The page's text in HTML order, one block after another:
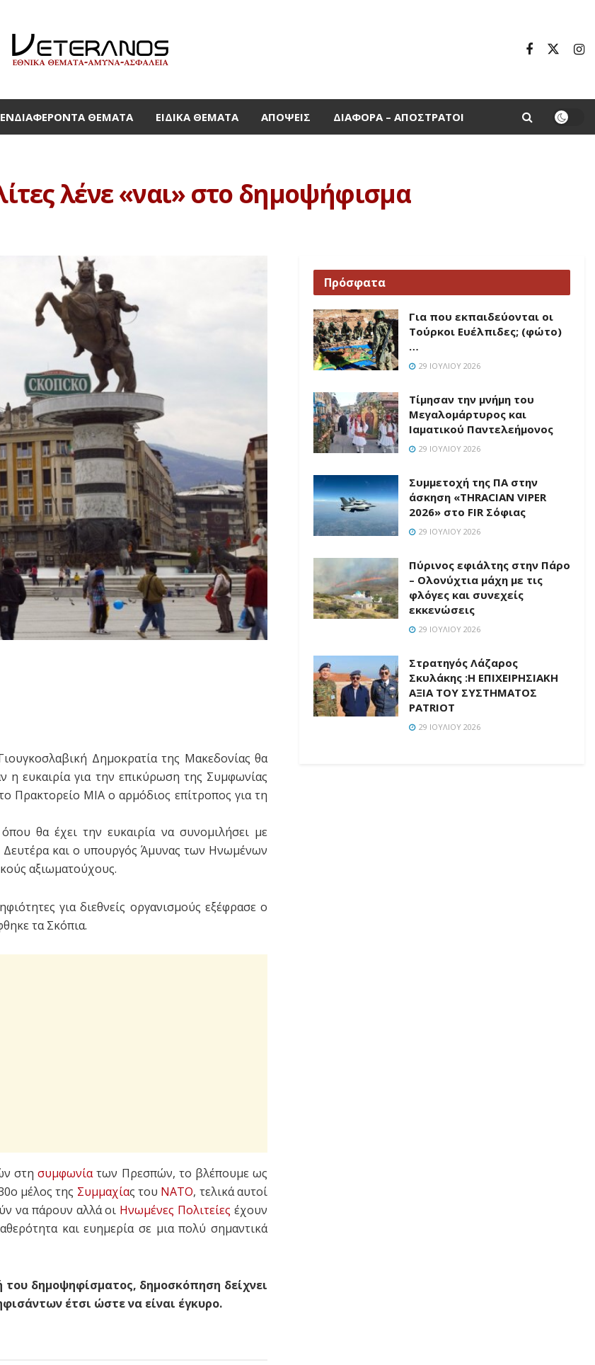
ΕΝΔΙΑΦΈΡΟΝΤΑ ΘΈΜΑΤΑ ΕΙΔΙΚΆ ΘΈΜΑΤΑ ΑΠΌΨΕΙΣ ΔΙΆΦΟΡΑ – ΑΠΌΣΤΡΑΤΟΙ
λένε «ναι» στο δημοψήφισμα
Δημοκρατία της Μακεδονίας θα
η ευκαιρία για την επικύρωση της Συμφωνίας
Πρακτορείο ΜΙΑ ο αρμόδιος επίτροπος για τη
θα έχει την ευκαιρία να συνομιλήσει με
Δευτέρα και ο υπουργός Άμυνας των Ηνωμένων
αξιωματούχους.
για διεθνείς οργανισμούς εξέφρασε ο
τα Σκόπια.
στησυμφωνίατων Πρεσπών, το βλέπουμε ως
μέλος της Συμμαχίας του ΝΑΤΟ, τελικά αυτοί
να πάρουν αλλά οι Ηνωμένες Πολιτείες έχουν
και ευημερία σε μια πολύ σημαντικά
δημοψηφίσματος, δημοσκόπηση δείχνει
έτσι ώστε να είναι έγκυρο.
Πρόσφατα
Για που εκπαιδεύονται οι
Τούρκοι Ευέλπιδες; (φώτο)
…
29 ΙΟΥΛΊΟΥ 2026
Τίμησαν την μνήμη του
Μεγαλομάρτυρος και
Ιαματικού Παντελεήμονος
29 ΙΟΥΛΊΟΥ 2026
Συμμετοχή της ΠΑ στην
άσκηση «THRACIAN VIPER
2026» στο FIR Σόφιας
29 ΙΟΥΛΊΟΥ 2026
Πύρινος εφιάλτης στην Πάρο
– Ολονύχτια μάχη με τις
φλόγες και συνεχείς
εκκενώσεις
29 ΙΟΥΛΊΟΥ 2026
Στρατηγός Λάζαρος
Σκυλάκης :Η ΕΠΙΧΕΙΡΗΣΙΑΚΗ
ΑΞΙΑ ΤΟΥ ΣΥΣΤΗΜΑΤΟΣ
PATRIOT
29 ΙΟΥΛΊΟΥ 2026